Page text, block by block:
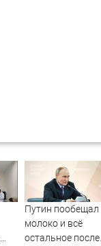
Путин пообещал
молоко и всё
остальное после